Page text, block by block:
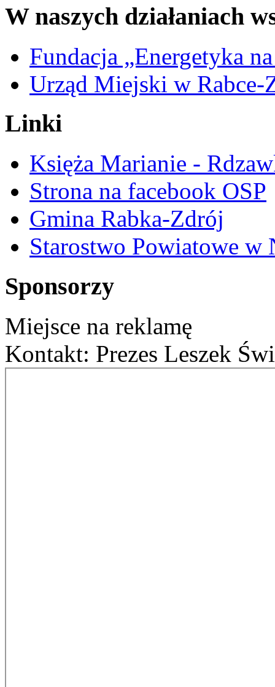
W naszych działaniach
Fundacja „Energetyka
Urząd Miejski w Rabce-
Linki
Księża Marianie -
Strona na facebook OSP
Gmina Rabka-Zdrój
Starostwo Powiatowe w
Sponsorzy
Miejsce na reklamę
Kontakt: Prezes Leszek